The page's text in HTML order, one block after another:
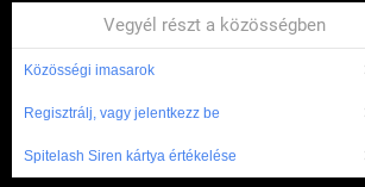
Vegyél részt a közösségben
Közösségi imasarok
Regisztrálj, vagy jelentkezz be
Spitelash Siren kártya értékelése